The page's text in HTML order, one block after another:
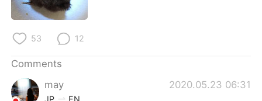
53 12
Comments
may
2020.05.23 06:31